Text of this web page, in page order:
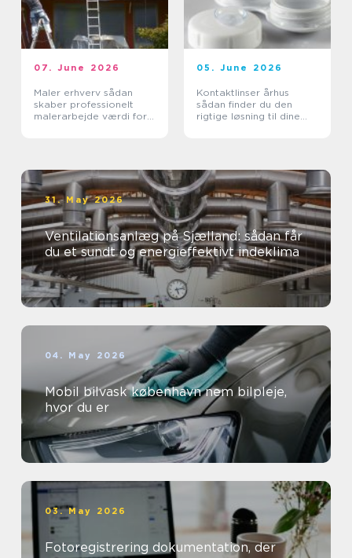
07. June 2026
Maler erhverv sådan
skaber professionelt
malerarbejde værdi for
05. June 2026
Kontaktlinser århus
sådan finder du den
rigtige løsning til dine
31. May 2026
Ventilationsanlæg på Sjælland: sådan får
du et sundt og energieffektivt indeklima
04. May 2026
Mobil bilvask københavn nem bilpleje,
hvor du er
03. May 2026
Fotoregistrering dokumentation, der